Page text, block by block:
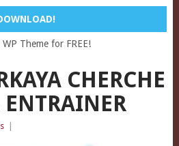
Theme for FREE!
CHERCHE